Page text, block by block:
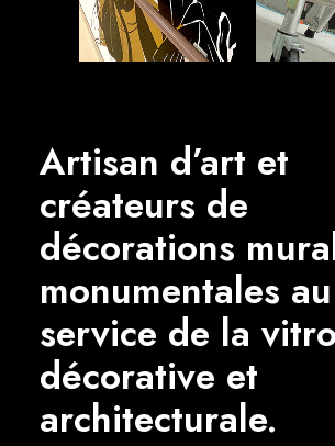
Artisan d’art et
créateurs de
décorations
monumentales au
service de la
décorative et
architecturale.